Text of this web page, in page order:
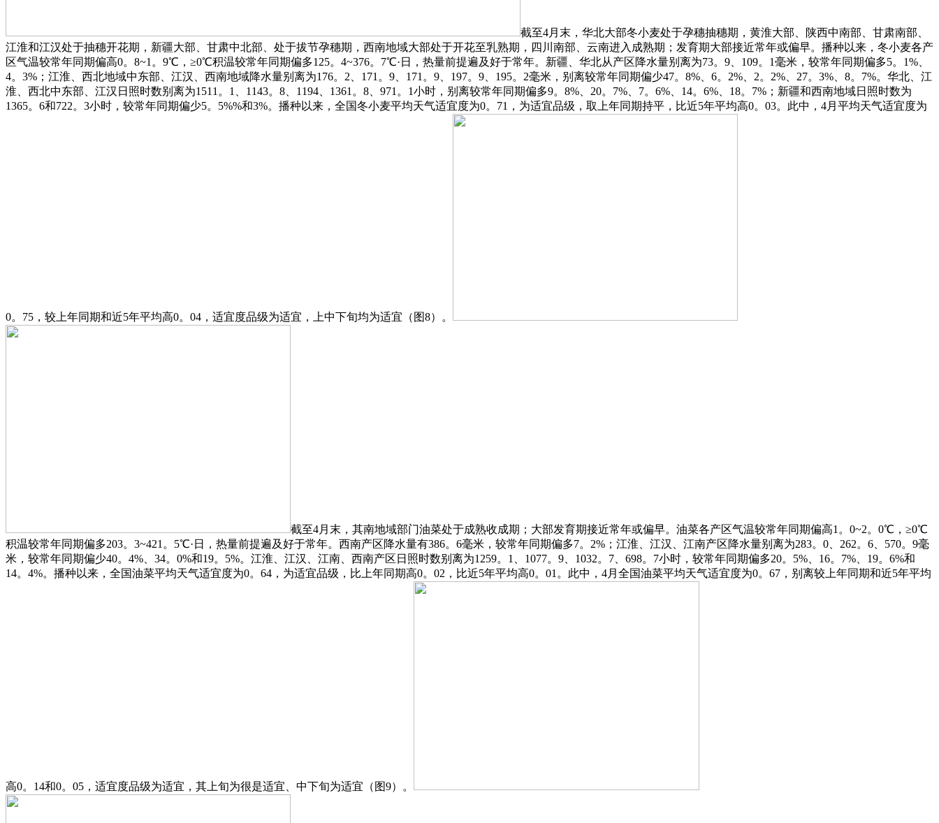
截至4月末，华北大部冬小麦处于孕穗抽穗期，黄淮大部、陕西中南部、甘肃南部、
江淮和江汉处于抽穗开花期，新疆大部、甘肃中北部、处于拔节孕穗期，西南地域大部处于开花至乳熟期，四川南部、云南进入成熟期；发育期大部接近常年或偏早。播种以来，冬小麦各产
区气温较常年同期偏高0。8~1。9℃，≥0℃积温较常年同期偏多125。4~376。7℃·日，热量前提遍及好于常年。新疆、华北从产区降水量别离为73。9、109。1毫米，较常年同期偏多5。1%、
4。3%；江淮、西北地域中东部、江汉、西南地域降水量别离为176。2、171。9、171。9、197。9、195。2毫米，别离较常年同期偏少47。8%、6。2%、2。2%、27。3%、8。7%。华北、江
淮、西北中东部、江汉日照时数别离为1511。1、1143。8、1194、1361。8、971。1小时，别离较常年同期偏多9。8%、20。7%、7。6%、14。6%、18。7%；新疆和西南地域日照时数为
1365。6和722。3小时，较常年同期偏少5。5%%和3%。播种以来，全国冬小麦平均天气适宜度为0。71，为适宜品级，取上年同期持平，比近5年平均高0。03。此中，4月平均天气适宜度为
0。75，较上年同期和近5年平均高0。04，适宜度品级为适宜，上中下旬均为适宜（图8）。
截至4月末，其南地域部门油菜处于成熟收成期；大部发育期接近常年或偏早。油菜各产区气温较常年同期偏高1。0~2。0℃，≥0℃
积温较常年同期偏多203。3~421。5℃·日，热量前提遍及好于常年。西南产区降水量有386。6毫米，较常年同期偏多7。2%；江淮、江汉、江南产区降水量别离为283。0、262。6、570。9毫
米，较常年同期偏少40。4%、34。0%和19。5%。江淮、江汉、江南、西南产区日照时数别离为1259。1、1077。9、1032。7、698。7小时，较常年同期偏多20。5%、16。7%、19。6%和
14。4%。播种以来，全国油菜平均天气适宜度为0。64，为适宜品级，比上年同期高0。02，比近5年平均高0。01。此中，4月全国油菜平均天气适宜度为0。67，别离较上年同期和近5年平均
高0。14和0。05，适宜度品级为适宜，其上旬为很是适宜、中下旬为适宜（图9）。